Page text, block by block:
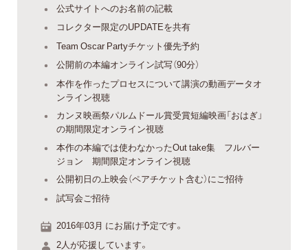
公式サイトへのお名前の記載
コレクター限定のUPDATEを共有
Team Oscar Partyチケット優先予約
公開前の本編オンライン試写（90分）
本作を作ったプロセスについて講演の動画データオ
ンライン視聴
カンヌ映画祭パルムドール賞受賞短編映画「おはぎ」
の期間限定オンライン視聴
本作の本編では使わなかったOut take集 フルバー
ジョン 期間限定オンライン視聴
公開初日の上映会（ペアチケット含む）にご招待
試写会ご招待
2016年03月 にお届け予定です。
2人が応援しています。